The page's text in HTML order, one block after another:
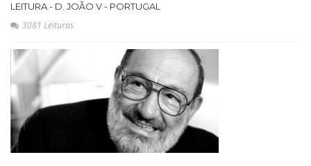
LEITURA - D. JOÃO V - PORTUGAL
3081 Leituras